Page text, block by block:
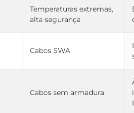
Temperaturas extremas,
alta segurança
Cabos SWA
Cabos sem armadura